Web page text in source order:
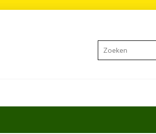
Zoeken